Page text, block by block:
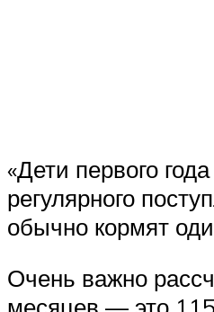
«Дети первого
регулярного
обычно кормят
Очень важно